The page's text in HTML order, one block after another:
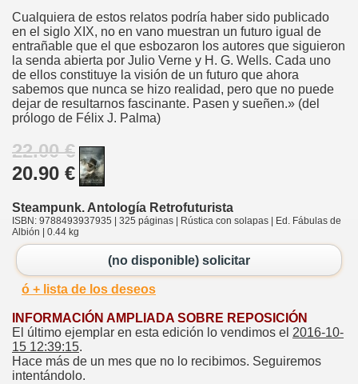
Cualquiera de estos relatos podría haber sido publicado
en el siglo XIX, no en vano muestran un futuro igual de
entrañable que el que esbozaron los autores que siguieron
la senda abierta por Julio Verne y H. G. Wells. Cada uno
de ellos constituye la visión de un futuro que ahora
sabemos que nunca se hizo realidad, pero que no puede
dejar de resultarnos fascinante. Pasen y sueñen.» (del
prólogo de Félix J. Palma)
22.00 €
20.90 €
Steampunk. Antología Retrofuturista
ISBN: 9788493937935 | 325 páginas | Rústica con solapas | Ed. Fábulas de
Albión | 0.44 kg
(no disponible) solicitar
ó + lista de los deseos
INFORMACIÓN AMPLIADA SOBRE REPOSICIÓN
El último ejemplar en esta edición lo vendimos el 2016-10-
15 12:39:15.
Hace más de un mes que no lo recibimos. Seguiremos
intentándolo.